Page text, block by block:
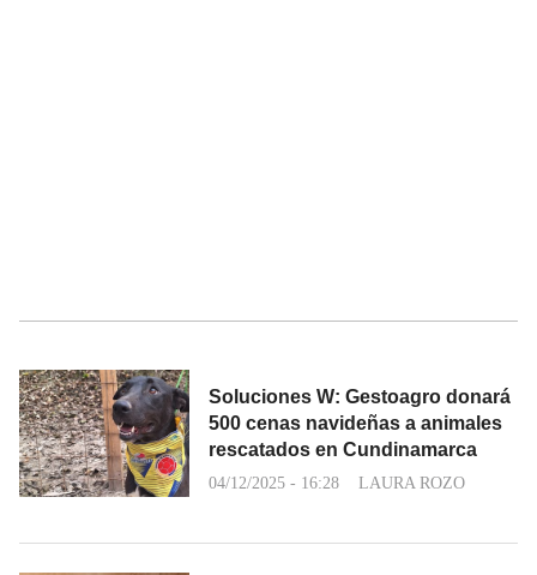
Soluciones W: Gestoagro donará
500 cenas navideñas a animales
rescatados en Cundinamarca
04/12/2025 - 16:28 LAURA ROZO